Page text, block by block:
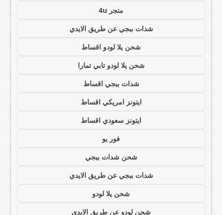
متجر 4u
شدات ببجي عن طريق الايدي
شحن يلا لودو اقساط
شحن يلا لودو تابي تمارا
شدات ببجي اقساط
ايتونز امريكي اقساط
ايتونز سعودي اقساط
فور يو
شحن شدات ببجي
شدات ببجي عن طريق الايدي
شحن يلا لودو
شحن لودو عن طريق الايدي